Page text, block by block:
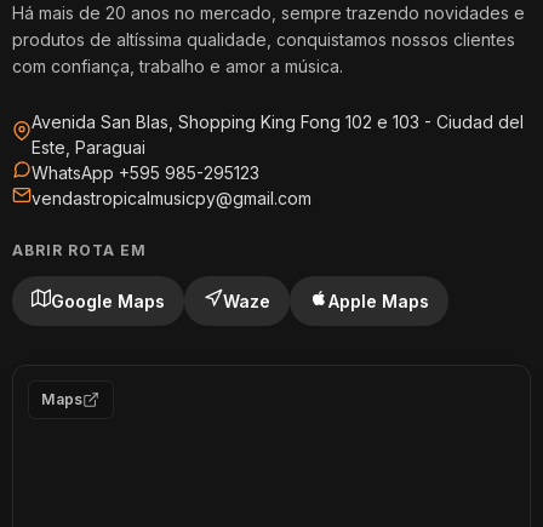
Há mais de 20 anos no mercado, sempre trazendo novidades e
produtos de altíssima qualidade, conquistamos nossos clientes
com confiança, trabalho e amor a música.
Avenida San Blas, Shopping King Fong 102 e 103 - Ciudad del
Este, Paraguai
WhatsApp +595 985-295123
vendastropicalmusicpy@gmail.com
ABRIR ROTA EM
Google Maps Waze Apple Maps
Maps